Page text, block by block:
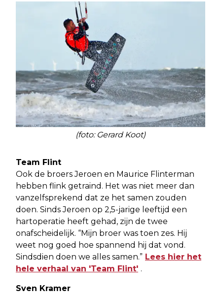
(foto: Gerard Koot)
Team Flint
Ook de broers Jeroen en Maurice Flinterman
hebben flink getraind. Het was niet meer dan
vanzelfsprekend dat ze het samen zouden
doen. Sinds Jeroen op 2,5-jarige leeftijd een
hartoperatie heeft gehad, zijn de twee
onafscheidelijk. “Mijn broer was toen zes. Hij
weet nog goed hoe spannend hij dat vond.
Sindsdien doen we alles samen.” Lees hier het
hele verhaal van 'Team Flint' .
Sven Kramer